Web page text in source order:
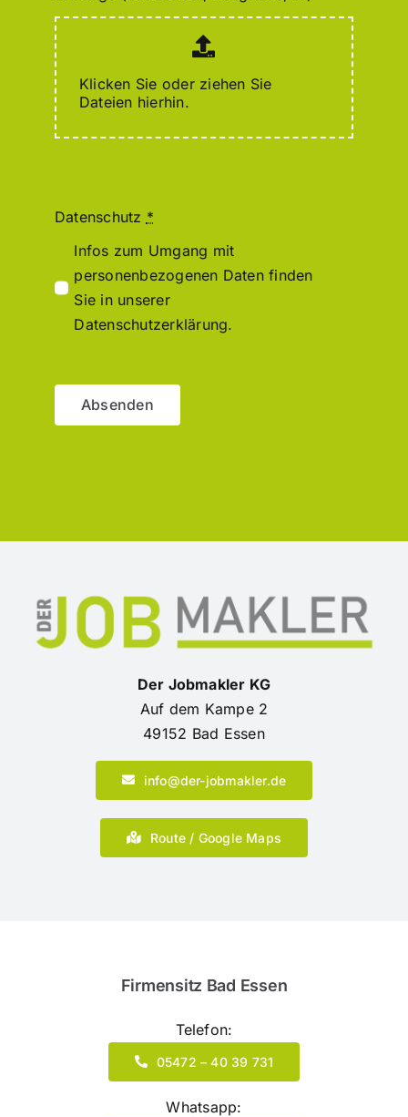
Klicken Sie oder ziehen Sie
Dateien hierhin.
Datenschutz *
Infos zum Umgang mit
personenbezogenen Daten finden
Sie in unserer
Datenschutzerklärung.
Absenden
Der Jobmakler KG
Auf dem Kampe 2
49152 Bad Essen
info@der-jobmakler.de
Route / Google Maps
Firmensitz Bad Essen
Telefon:
05472 – 40 39 731
Whatsapp: